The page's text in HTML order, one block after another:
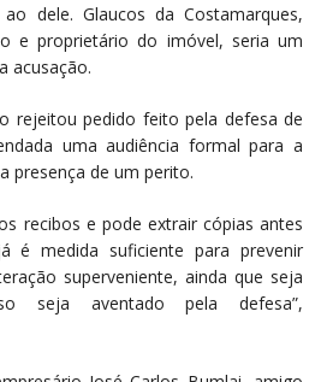
dele. Glaucos da Costamarques,
e proprietário do imóvel, seria um
acusação.
rejeitou pedido feito pela defesa de
uma audiência formal para a
presença de um perito.
recibos e pode extrair cópias antes
é medida suficiente para prevenir
superveniente, ainda que seja
seja aventado pela defesa”,